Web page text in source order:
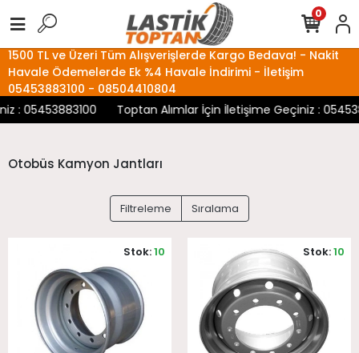
1500 TL ve Üzeri Tüm Alışverişlerde Kargo Bedava! - Nakit
Havale Ödemelerde Ek %4 Havale İndirimi - İletişim
05453883100 - 08504410804
05453883100
Toptan Alımlar İçin İletişime Geçiniz :
0
Otobüs Kamyon Jantları
Filtreleme Sıralama
Stok:10 Stok:10